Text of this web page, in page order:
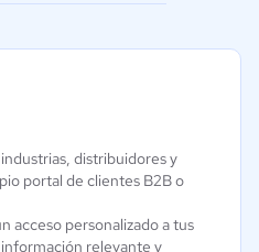
distribuidores y
portal de clientes B2B o
acceso personalizado a tus
relevante y